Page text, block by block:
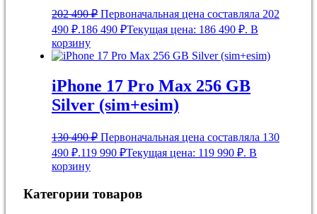
202 490₽ Первоначальная цена составляла 202
490 ₽.186 490 ₽Текущая цена: 186 490 ₽. В
корзину
iPhone 17 Pro Max 256 GB
Silver (sim+esim)
130 490₽ Первоначальная цена составляла 130
490 ₽.119 990 ₽Текущая цена: 119 990 ₽. В
корзину
Категории товаров